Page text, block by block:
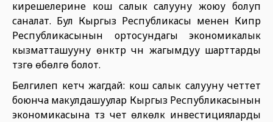
кирешелерине кош салык салууну жоюу болуп
саналат. Бул Кыргыз Республикасы менен Кипр
Республикасынын ортосундагы экономикалык
кызматташууну өнүктүрүү үчүн жагымдуу шарттарды
түзүүгө өбөлгө болот.
Белгилеп кетүүчү жагдай: кош салык салууну четтетүү
боюнча макулдашуулар Кыргыз Республикасынын
экономикасына түз чет өлкөлүк инвестицияларды